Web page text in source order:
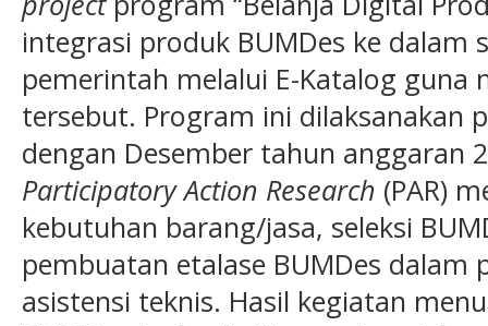
integrasi produk BUMDes ke dalam
pemerintah melalui E-Katalog guna
tersebut. Program ini dilaksanakan
dengan Desember tahun anggaran
Participatory Action Research (PAR)
kebutuhan barang/jasa, seleksi
pembuatan etalase BUMDes dalam
asistensi teknis. Hasil kegiatan